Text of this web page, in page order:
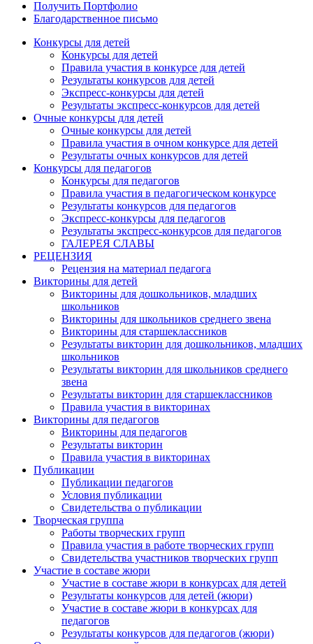
Получить Портфолио
Благодарственное письмо
Конкурсы для детей
Конкурсы для детей
Правила участия в конкурсе для детей
Результаты конкурсов для детей
Экспресс-конкурсы для детей
Результаты экспресс-конкурсов для детей
Очные конкурсы для детей
Очные конкурсы для детей
Правила участия в очном конкурсе для детей
Результаты очных конкурсов для детей
Конкурсы для педагогов
Конкурсы для педагогов
Правила участия в педагогическом конкурсе
Результаты конкурсов для педагогов
Экспресс-конкурсы для педагогов
Результаты экспресс-конкурсов для педагогов
ГАЛЕРЕЯ СЛАВЫ
РЕЦЕНЗИЯ
Рецензия на материал педагога
Викторины для детей
Викторины для дошкольников, младших
школьников
Викторины для школьников среднего звена
Викторины для старшеклассников
Результаты викторин для дошкольников, младших
школьников
Результаты викторин для школьников среднего
звена
Результаты викторин для старшеклассников
Правила участия в викторинах
Викторины для педагогов
Викторины для педагогов
Результаты викторин
Правила участия в викторинах
Публикации
Публикации педагогов
Условия публикации
Свидетельства о публикации
Творческая группа
Работы творческих групп
Правила участия в работе творческих групп
Свидетельства участников творческих групп
Участие в составе жюри
Участие в составе жюри в конкурсах для детей
Результаты конкурсов для детей (жюри)
Участие в составе жюри в конкурсах для
педагогов
Результаты конкурсов для педагогов (жюри)